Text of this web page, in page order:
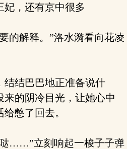
妃，还有京中很多
的解释。”洛水漪看向花凌
结巴巴地正准备说什
的阴冷目光，让她心中
憋了回去。
……”立刻响起一梭子子弹